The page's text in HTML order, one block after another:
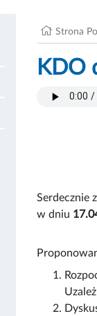
Strona
KDO
Serdecznie
w dniu